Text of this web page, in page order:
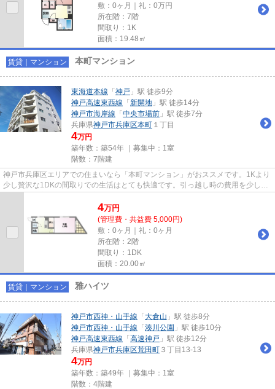
敷：0ヶ月｜礼：0万円
所在階：7階
間取り：1K
面積：19.48㎡
賃貸｜マンション 本町マンション
東海道本線 「 神戸 」駅 徒歩9分
神戸高速東西線 「 新開地 」駅 徒歩14分
神戸市海岸線 「 中央市場前 」駅 徒歩7分
兵庫県神戸市兵庫区本町 １丁目
4万円
築年数：築54年 ｜募集中： 1室
階数：7階建
神戸市兵庫区エリアでの住まいなら「本町マンション」がおススメです。1Kより
少し贅沢な1DKの間取りでの生活はとても快適です。引っ越し時の費用を少しで
4万円
(管理費・共益費 5,000円)
敷：0ヶ月｜礼：0ヶ月
所在階：2階
間取り：1DK
面積：20.00㎡
賃貸｜マンション 雅ハイツ
神戸市西神・山手線 「 大倉山 」駅 徒歩8分
神戸市西神・山手線 「 湊川公園 」駅 徒歩10分
神戸高速東西線 「 高速神戸 」駅 徒歩12分
兵庫県神戸市兵庫区荒田町 ３丁目13-13
4万円
築年数：築49年 ｜募集中： 1室
階数：4階建